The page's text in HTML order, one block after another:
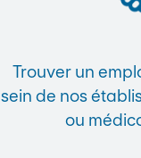
Trouver un
sein de nos
ou